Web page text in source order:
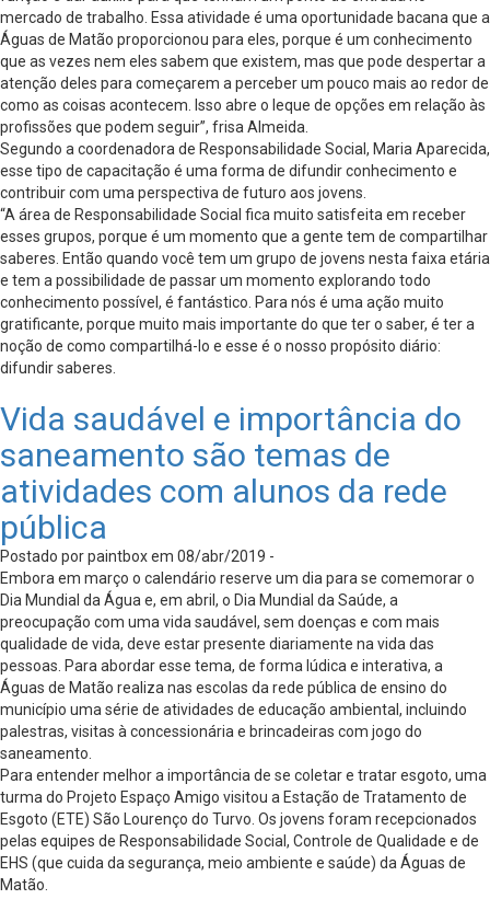
mercado de trabalho. Essa atividade é uma oportunidade bacana que a
Águas de Matão proporcionou para eles, porque é um conhecimento
que as vezes nem eles sabem que existem, mas que pode despertar a
atenção deles para começarem a perceber um pouco mais ao redor de
como as coisas acontecem. Isso abre o leque de opções em relação às
profissões que podem seguir”, frisa Almeida.
Segundo a coordenadora de Responsabilidade Social, Maria Aparecida,
esse tipo de capacitação é uma forma de difundir conhecimento e
contribuir com uma perspectiva de futuro aos jovens.
“A área de Responsabilidade Social fica muito satisfeita em receber
esses grupos, porque é um momento que a gente tem de compartilhar
saberes. Então quando você tem um grupo de jovens nesta faixa etária
e tem a possibilidade de passar um momento explorando todo
conhecimento possível, é fantástico. Para nós é uma ação muito
gratificante, porque muito mais importante do que ter o saber, é ter a
noção de como compartilhá-lo e esse é o nosso propósito diário:
difundir saberes.
Vida saudável e importância do
saneamento são temas de
atividades com alunos da rede
pública
Postado por paintbox em 08/abr/2019 -
Embora em março o calendário reserve um dia para se comemorar o
Dia Mundial da Água e, em abril, o Dia Mundial da Saúde, a
preocupação com uma vida saudável, sem doenças e com mais
qualidade de vida, deve estar presente diariamente na vida das
pessoas. Para abordar esse tema, de forma lúdica e interativa, a
Águas de Matão realiza nas escolas da rede pública de ensino do
município uma série de atividades de educação ambiental, incluindo
palestras, visitas à concessionária e brincadeiras com jogo do
saneamento.
Para entender melhor a importância de se coletar e tratar esgoto, uma
turma do Projeto Espaço Amigo visitou a Estação de Tratamento de
Esgoto (ETE) São Lourenço do Turvo. Os jovens foram recepcionados
pelas equipes de Responsabilidade Social, Controle de Qualidade e de
EHS (que cuida da segurança, meio ambiente e saúde) da Águas de
Matão.